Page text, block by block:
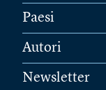
Paesi
Autori
Newsletter